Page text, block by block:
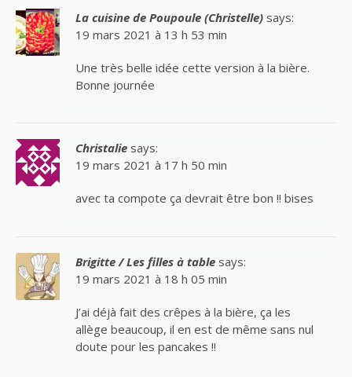
La cuisine de Poupoule (Christelle) says:
19 mars 2021 à 13 h 53 min
Une très belle idée cette version à la bière.
Bonne journée
Christalie says:
19 mars 2021 à 17 h 50 min
avec ta compote ça devrait être bon !! bises
Brigitte / Les filles à table says:
19 mars 2021 à 18 h 05 min
J’ai déjà fait des crêpes à la bière, ça les
allège beaucoup, il en est de même sans nul
doute pour les pancakes !!